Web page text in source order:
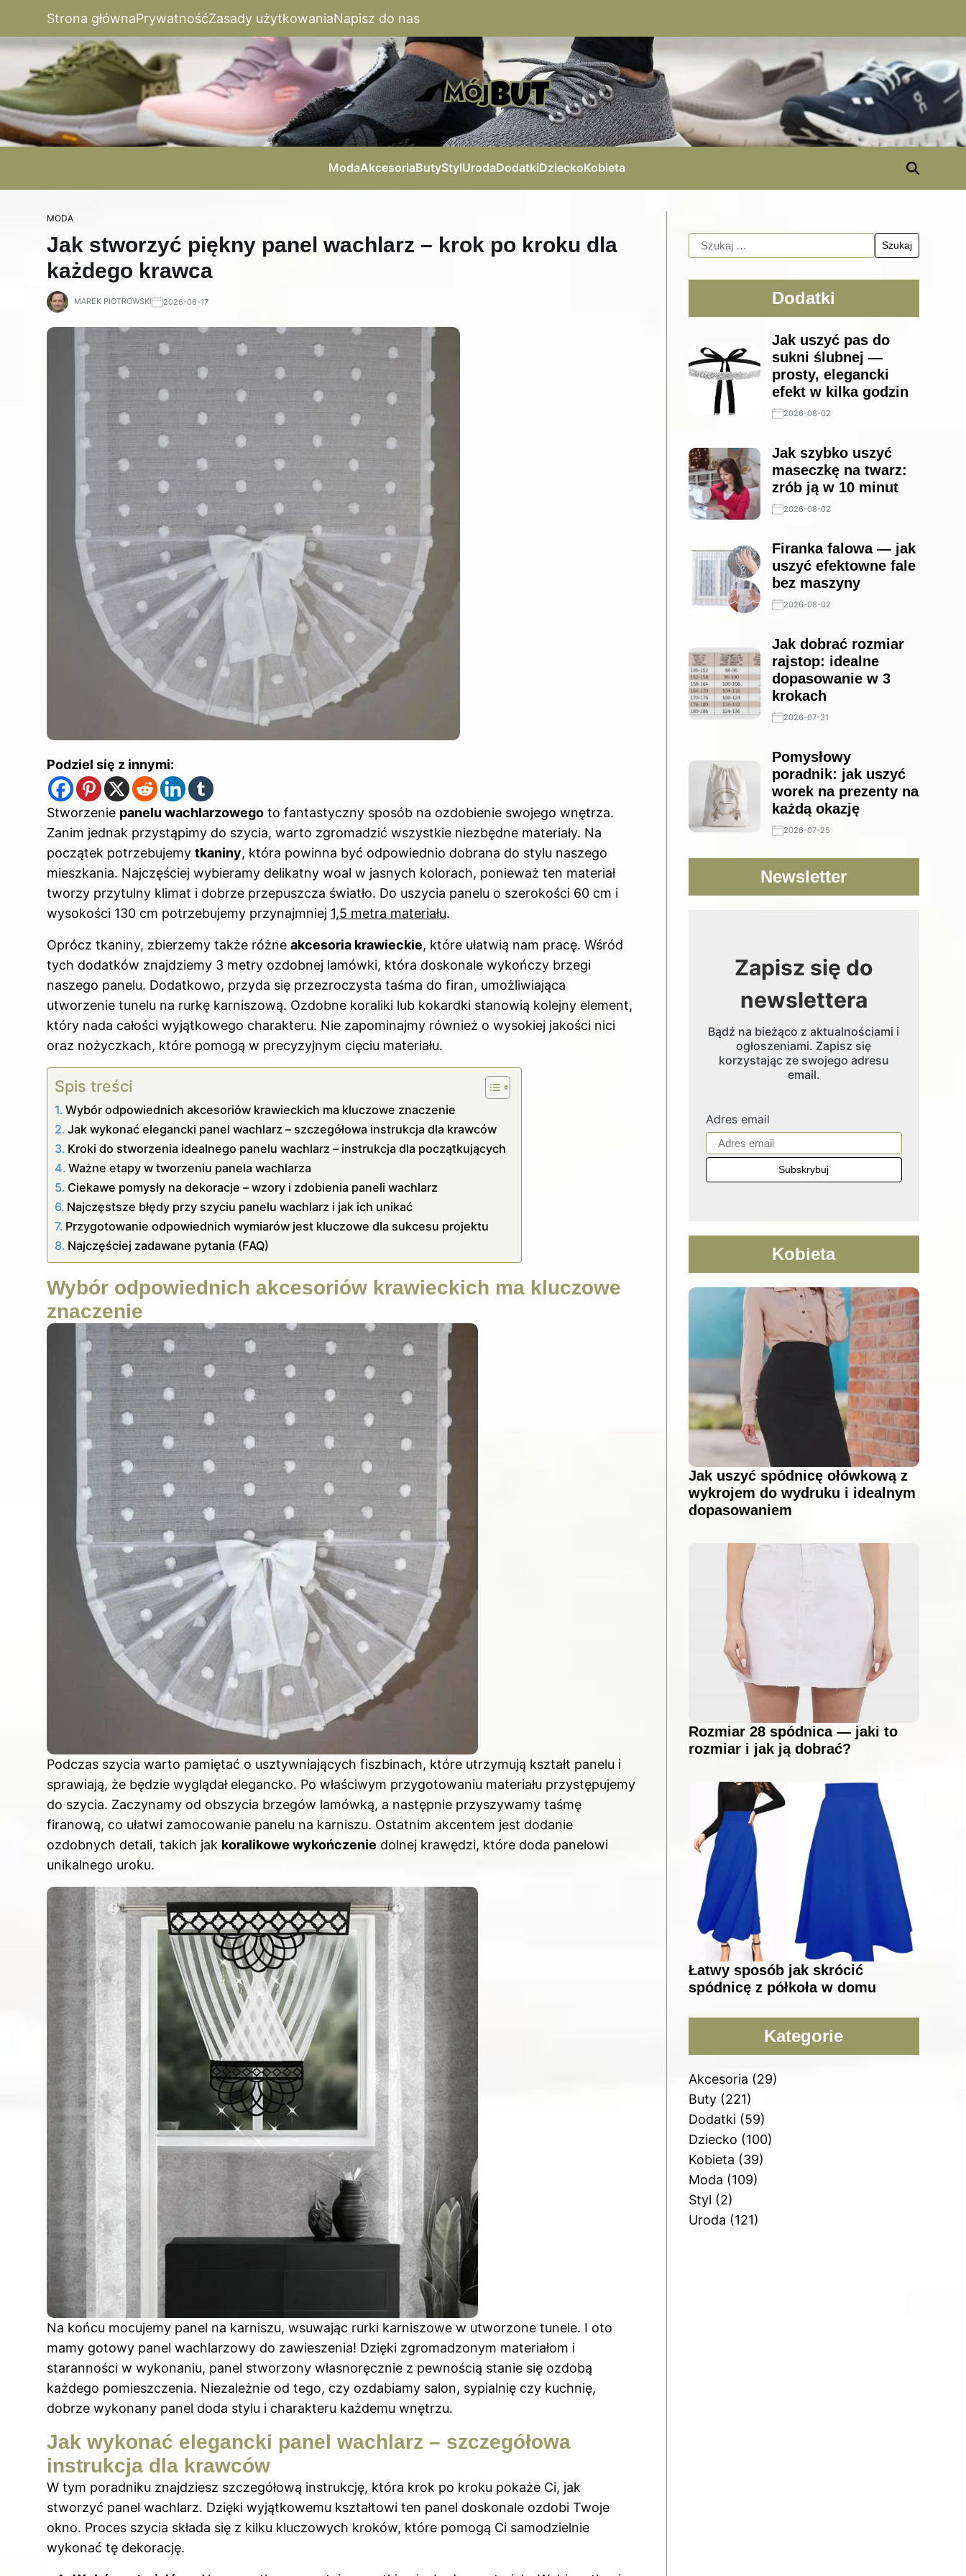
Strona głównaPrywatnośćZasady użytkowaniaNapisz do nas
ModaAkcesoriaButyStylUrodaDodatkiDzieckoKobieta
MODA
Jak stworzyć piękny panel wachlarz – krok po kroku dla
każdego krawca
MAREK PIOTROWSKI 2026-06-17
Podziel się z innymi:
Stworzenie panelu wachlarzowego to fantastyczny sposób na ozdobienie swojego wnętrza.
Zanim jednak przystąpimy do szycia, warto zgromadzić wszystkie niezbędne materiały. Na
początek potrzebujemy tkaniny, która powinna być odpowiednio dobrana do stylu naszego
mieszkania. Najczęściej wybieramy delikatny woal w jasnych kolorach, ponieważ ten materiał
tworzy przytulny klimat i dobrze przepuszcza światło. Do uszycia panelu o szerokości 60 cm i
wysokości 130 cm potrzebujemy przynajmniej 1,5 metra materiału.
Oprócz tkaniny, zbierzemy także różne akcesoria krawieckie, które ułatwią nam pracę. Wśród
tych dodatków znajdziemy 3 metry ozdobnej lamówki, która doskonale wykończy brzegi
naszego panelu. Dodatkowo, przyda się przezroczysta taśma do firan, umożliwiająca
utworzenie tunelu na rurkę karniszową. Ozdobne koraliki lub kokardki stanowią kolejny element,
który nada całości wyjątkowego charakteru. Nie zapominajmy również o wysokiej jakości nici
oraz nożyczkach, które pomogą w precyzyjnym cięciu materiału.
Spis treści
Wybór odpowiednich akcesoriów krawieckich ma kluczowe znaczenie
Jak wykonać elegancki panel wachlarz – szczegółowa instrukcja dla krawców
Kroki do stworzenia idealnego panelu wachlarz – instrukcja dla początkujących
Ważne etapy w tworzeniu panela wachlarza
Ciekawe pomysły na dekoracje – wzory i zdobienia paneli wachlarz
Najczęstsze błędy przy szyciu panelu wachlarz i jak ich unikać
Przygotowanie odpowiednich wymiarów jest kluczowe dla sukcesu projektu
Najczęściej zadawane pytania (FAQ)
Wybór odpowiednich akcesoriów krawieckich ma kluczowe
znaczenie
Podczas szycia warto pamiętać o usztywniających fiszbinach, które utrzymują kształt panelu i
sprawiają, że będzie wyglądał elegancko. Po właściwym przygotowaniu materiału przystępujemy
do szycia. Zaczynamy od obszycia brzegów lamówką, a następnie przyszywamy taśmę
firanową, co ułatwi zamocowanie panelu na karniszu. Ostatnim akcentem jest dodanie
ozdobnych detali, takich jak koralikowe wykończenie dolnej krawędzi, które doda panelowi
unikalnego uroku.
Na końcu mocujemy panel na karniszu, wsuwając rurki karniszowe w utworzone tunele. I oto
mamy gotowy panel wachlarzowy do zawieszenia! Dzięki zgromadzonym materiałom i
staranności w wykonaniu, panel stworzony własnoręcznie z pewnością stanie się ozdobą
każdego pomieszczenia. Niezależnie od tego, czy ozdabiamy salon, sypialnię czy kuchnię,
dobrze wykonany panel doda stylu i charakteru każdemu wnętrzu.
Jak wykonać elegancki panel wachlarz – szczegółowa
instrukcja dla krawców
W tym poradniku znajdziesz szczegółową instrukcję, która krok po kroku pokaże Ci, jak
stworzyć panel wachlarz. Dzięki wyjątkowemu kształtowi ten panel doskonale ozdobi Twoje
okno. Proces szycia składa się z kilku kluczowych kroków, które pomogą Ci samodzielnie
wykonać tę dekorację.
Dodatki
Jak uszyć pas do
sukni ślubnej —
prosty, elegancki
efekt w kilka godzin
2026-08-02
Jak szybko uszyć
maseczkę na twarz:
zrób ją w 10 minut
2026-08-02
Firanka falowa — jak
uszyć efektowne fale
bez maszyny
2026-08-02
Jak dobrać rozmiar
rajstop: idealne
dopasowanie w 3
krokach
2026-07-31
Pomysłowy
poradnik: jak uszyć
worek na prezenty na
każdą okazję
2026-07-25
Newsletter
Zapisz się do
newslettera
Bądź na bieżąco z aktualnościami i
ogłoszeniami. Zapisz się
korzystając ze swojego adresu
email.
Adres email
Kobieta
Jak uszyć spódnicę ołówkową z
wykrojem do wydruku i idealnym
dopasowaniem
Rozmiar 28 spódnica — jaki to
rozmiar i jak ją dobrać?
Łatwy sposób jak skrócić
spódnicę z półkoła w domu
Kategorie
Akcesoria (29)
Buty(221)
Dodatki(59)
Dziecko (100)
Kobieta (39)
Moda (109)
Styl (2)
Uroda (121)